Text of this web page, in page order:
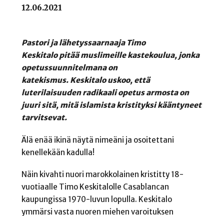
12.06.2021
Pastorija lähetyssaarnaajaTimo
Keskitalopitää muslimeille kastekoulua, jonka
opetussuunnitelmana on
katekismus. Keskitalo uskoo, että
luterilaisuuden radikaali opetus armosta on
juuri sitä, mitä islamista kristityksi kääntyneet
tarvitsevat.
Älä enää ikinä näytä nimeäni ja osoitettani
kenellekään kadulla!
Näin kivahti nuori marokkolainen kristitty 18-
vuotiaalle Timo Keskitalolle Casablancan
kaupungissa 1970-luvun lopulla. Keskitalo
ymmärsi vasta nuoren miehen varoituksen